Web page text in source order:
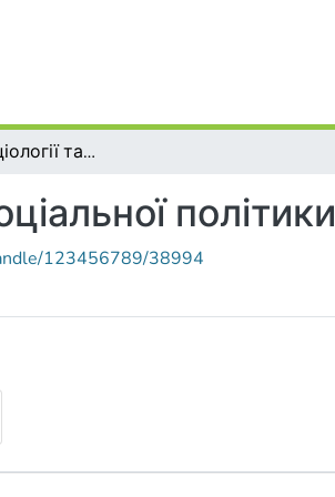
Факультет соціології та соціальної політики
політики
123456789/38994